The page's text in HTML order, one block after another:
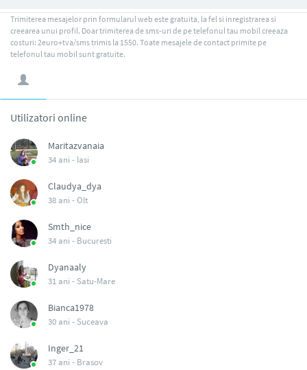
Trimiterea mesajelor prin formularul web este gratuita, la fel si inregistrarea si
creearea unui profil. Doar trimiterea de sms-uri de pe telefonul tau mobil creeaza
costuri: 2euro+tva/sms trimis la 1550. Toate mesajele de contact primite pe
telefonul tau mobil sunt gratuite.
Utilizatori online
Maritazvanaia
34 ani - Iasi
Claudya_dya
38 ani -Olt
Smth_nice
34 ani - Bucuresti
Dyanaaly
31 ani - Satu-Mare
Bianca1978
30 ani - Suceava
Inger_21
37 ani - Brasov